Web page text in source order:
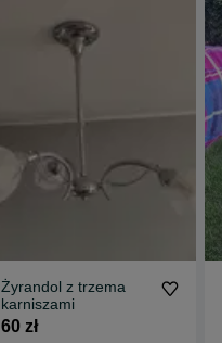
Żyrandol z trzema
karniszami
60 zł